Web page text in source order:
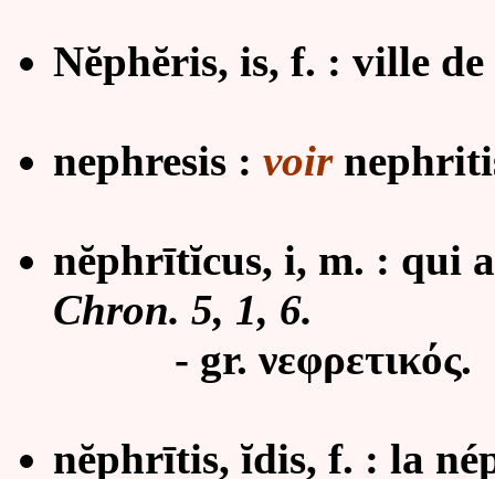
Nĕphĕris, is, f. : ville
nephresis : voir
nĕphrītĭcus, i, m. : qui
Chron. 5, 1, 6.
- gr. νεφρετικός.
nĕphrītis, ĭdis, f. : la